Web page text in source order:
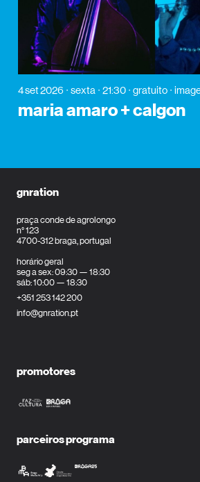
4 set 2026 sexta 21:30 gratuito
maria amaro + calgon
gnration
praça conde de agrolongo
n° 123
4700-312 braga, portugal
horário geral
seg a sex: 09:30 — 18:30
sáb: 10:00 — 18:30
+351 253 142 200
info@gnration.pt
promotores
parceiros programa